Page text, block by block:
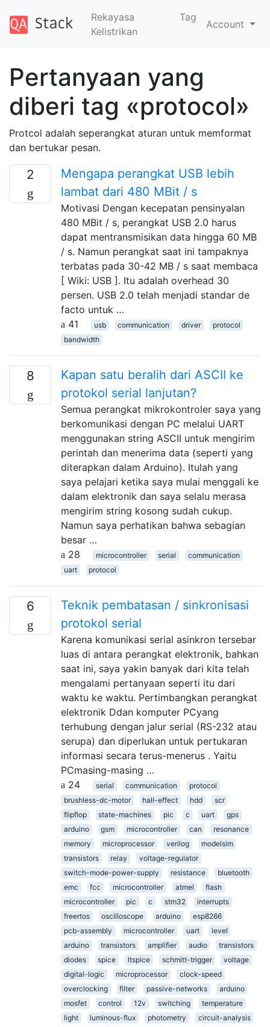
Rekayasa
Kelistrikan
Tag
Account
Pertanyaan yang
diberi tag «protocol»
Protcol adalah seperangkat aturan untuk memformat
dan bertukar pesan.
2
Mengapa perangkat USB lebih
lambat dari 480 MBit / s
Motivasi Dengan kecepatan pensinyalan
480 MBit / s, perangkat USB 2.0 harus
dapat mentransmisikan data hingga 60 MB
/ s. Namun perangkat saat ini tampaknya
terbatas pada 30-42 MB / s saat membaca
[ Wiki: USB ]. Itu adalah overhead 30
persen. USB 2.0 telah menjadi standar de
facto untuk …
41
usb communication driver
protocol
bandwidth
8
Kapan satu beralih dari ASCII ke
protokol serial lanjutan?
Semua perangkat mikrokontroler saya yang
berkomunikasi dengan PC melalui UART
menggunakan string ASCII untuk mengirim
perintah dan menerima data (seperti yang
diterapkan dalam Arduino). Itulah yang
saya pelajari ketika saya mulai menggali ke
dalam elektronik dan saya selalu merasa
mengirim string kosong sudah cukup.
Namun saya perhatikan bahwa sebagian
besar …
28
microcontroller serial
communication
uart
protocol
6
Teknik pembatasan / sinkronisasi
protokol serial
Karena komunikasi serial asinkron tersebar
luas di antara perangkat elektronik, bahkan
saat ini, saya yakin banyak dari kita telah
mengalami pertanyaan seperti itu dari
waktu ke waktu. Pertimbangkan perangkat
elektronik Ddan komputer PCyang
terhubung dengan jalur serial (RS-232 atau
serupa) dan diperlukan untuk pertukaran
informasi secara terus-menerus . Yaitu
PCmasing-masing …
24
serial communication
protocol
brushless-dc-motor
hall-effect hdd
scr
flipflop
state-machines pic c uart
gps
arduino
gsm microcontroller can
resonance
memory
microprocessor verilog
modelsim
transistors
relay
voltage-regulator
switch-mode-power-supply
resistance
bluetooth
emc
fcc microcontroller atmel
flash
microcontroller
pic c stm32
interrupts
freertos
oscilloscope arduino
esp8266
pcb-assembly
microcontroller uart
level
arduino
transistors amplifier audio
transistors
diodes
spice ltspice schmitt-trigger
voltage
digital-logic
microprocessor
clock-speed
overclocking
filter passive-networks
arduino
mosfet
control 12v switching
temperature
light
luminous-flux photometry
circuit-analysis